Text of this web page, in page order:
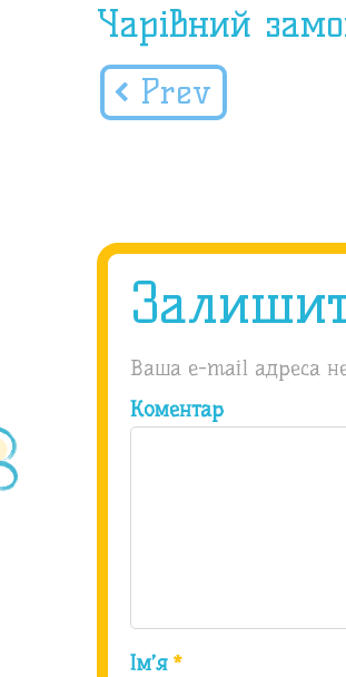
Чарівний
Prev
Ваша e-mail адреса
Коментар
Ім’я *